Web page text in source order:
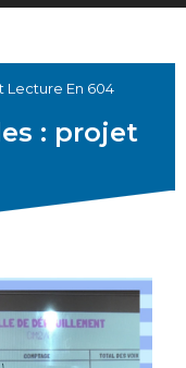
Lecture En 604
: projet